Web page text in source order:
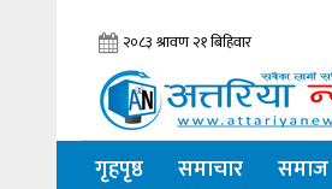
गृहपृष्ठ समाचार समाज